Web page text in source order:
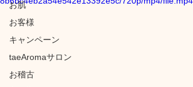
お肌
お客様
キャンペーン
taeAromaサロン
お稽古